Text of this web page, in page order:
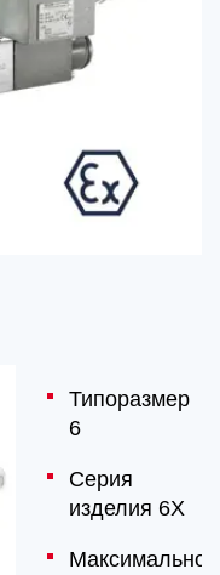
Типоразмер
6
Серия
изделия 6X
Максимальное